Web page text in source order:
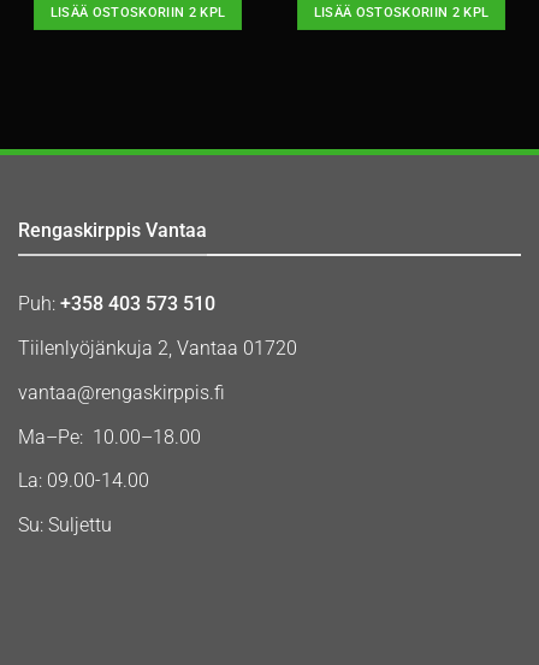
LISÄÄ OSTOSKORIIN 2 KPL LISÄÄ OSTOSKORIIN 2 KPL
Rengaskirppis Vantaa
Puh: +358 403 573 510
Tiilenlyöjänkuja 2, Vantaa 01720
vantaa@rengaskirppis.fi
Ma–Pe: 10.00–18.00
La: 09.00-14.00
Su: Suljettu